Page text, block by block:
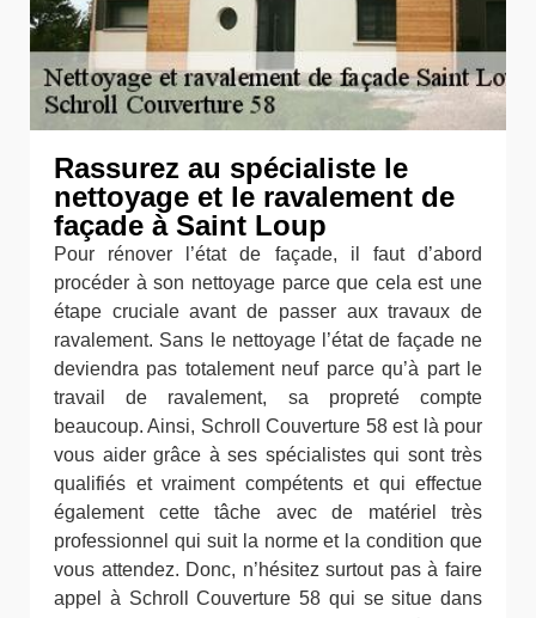
Rassurez au spécialiste le
nettoyage et le ravalement de
façade à Saint Loup
Pour rénover l’état de façade, il faut d’abord
procéder à son nettoyage parce que cela est une
étape cruciale avant de passer aux travaux de
ravalement. Sans le nettoyage l’état de façade ne
deviendra pas totalement neuf parce qu’à part le
travail de ravalement, sa propreté compte
beaucoup. Ainsi, Schroll Couverture 58 est là pour
vous aider grâce à ses spécialistes qui sont très
qualifiés et vraiment compétents et qui effectue
également cette tâche avec de matériel très
professionnel qui suit la norme et la condition que
vous attendez. Donc, n’hésitez surtout pas à faire
appel à Schroll Couverture 58 qui se situe dans